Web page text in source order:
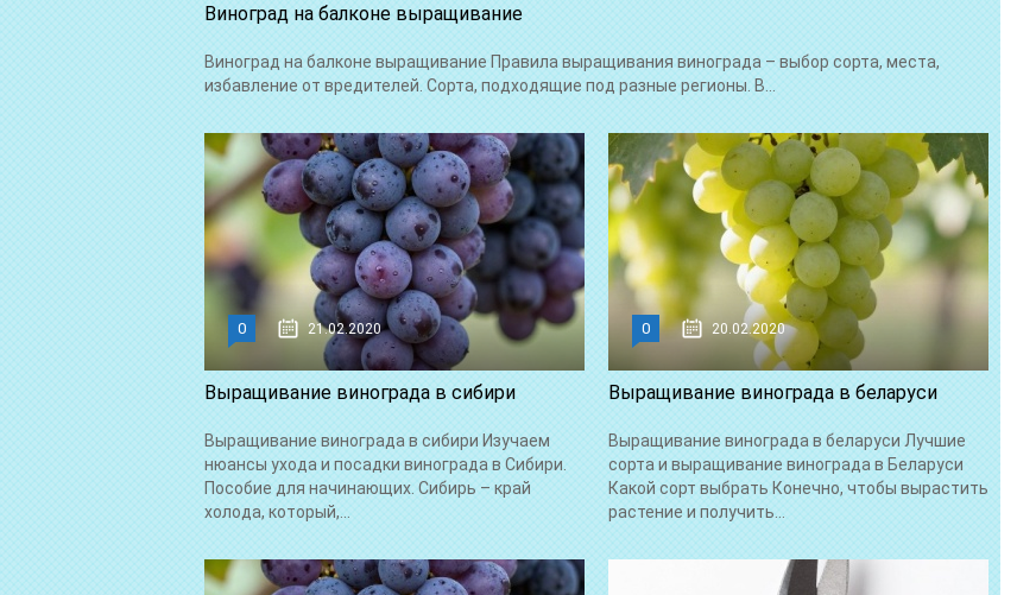
Виноград на балконе выращивание
Виноград на балконе выращивание Правила выращивания винограда – выбор сорта, места,
избавление от вредителей. Сорта, подходящие под разные регионы. В...
0 21.02.2020
Выращивание винограда в сибири
Выращивание винограда в сибири Изучаем
нюансы ухода и посадки винограда в Сибири.
Пособие для начинающих. Сибирь – край
холода, который,...
0 20.02.2020
Выращивание винограда в беларуси
Выращивание винограда в беларуси Лучшие
сорта и выращивание винограда в Беларуси
Какой сорт выбрать Конечно, чтобы вырастить
растение и получить...